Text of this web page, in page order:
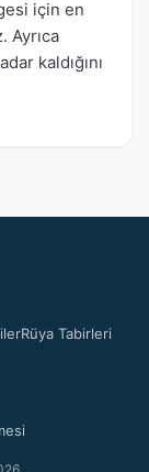
için en
Ayrıca
kaldığını
Rüya Tabirleri